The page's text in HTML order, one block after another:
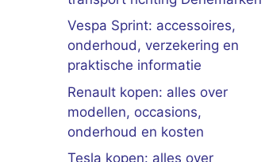
Vespa Sprint: accessoires,
onderhoud, verzekering en
praktische informatie
Renault kopen: alles over
modellen, occasions,
onderhoud en kosten
Tesla kopen: alles over